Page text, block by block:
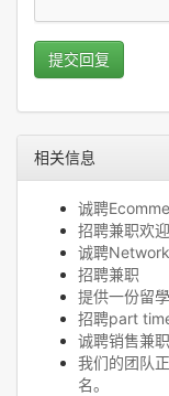
提交回复
相关信息
诚聘
招聘兼职欢
诚聘
招聘兼职
提供一份留
招聘part
诚聘销售兼
我们的团队
名。